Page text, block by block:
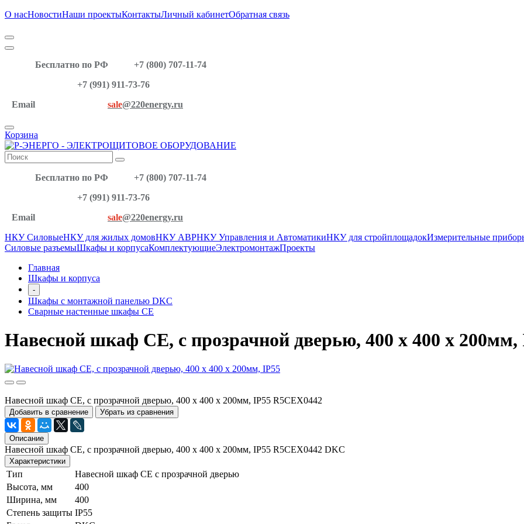
О насНовостиНаши проектыКонтактыЛичный кабинетОбратная связь
Бесплатно по РФ
+7 (800) 707-11-74
+7 (991) 911-73-76
Email
sale@220energy.ru
Корзина
Бесплатно по РФ
+7 (800) 707-11-74
+7 (991) 911-73-76
Email
sale@220energy.ru
НКУ СиловыеНКУ для жилых домовНКУ АВРНКУ Управления и АвтоматикиНКУ для стройплощадокИзмерительные
Силовые разъемыШкафы и корпусаКомплектующиеЭлектромонтажПроекты
Главная
Шкафы и корпуса
-
Шкафы с монтажной панелью DKC
Сварные настенные шкафы СЕ
Навесной шкаф CE, с прозрачной дверью, 400 x 400 x 200мм,
Навесной шкаф CE, с прозрачной дверью, 400 x 400 x 200мм, IP55 R5CEX0442
Добавить в сравнение Убрать из сравнения
Описание
Навесной шкаф CE, с прозрачной дверью, 400 x 400 x 200мм, IP55 R5CEX0442 DKC
Характеристики
Тип
Навесной шкаф CE с прозрачной дверью
Высота, мм
400
Ширина, мм
400
Степень защиты IP55